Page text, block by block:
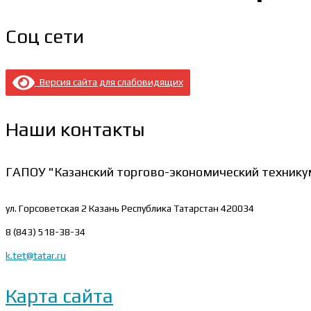
Соц сети
Версия сайта для слабовидящих
Наши контакты
ГАПОУ "Казанский торгово-экономический
ул. Горсоветская 2 Казань Республика Татарстан 420034
8 (843) 518-38-34
k.tet@tatar.ru
Карта сайта